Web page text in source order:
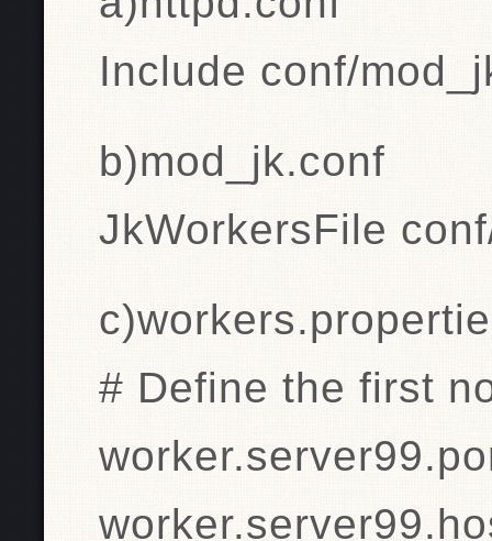
Include conf/
b)mod_jk.conf
JkWorkersFile
# Define the first